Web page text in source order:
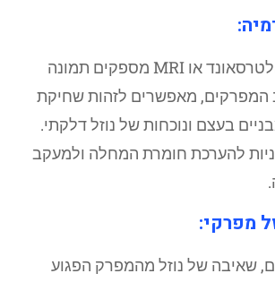
צילומי רנטגן, אולטרסאונד או MRI מספקים תמונה
המפרקים, מאפשרים לזהות שחיקת
בעצם ונוכחות של נוזל דלקתי.
להערכת חומרת המחלה ולמעקב
שאיבה של נוזל מהמפרק הפגוע